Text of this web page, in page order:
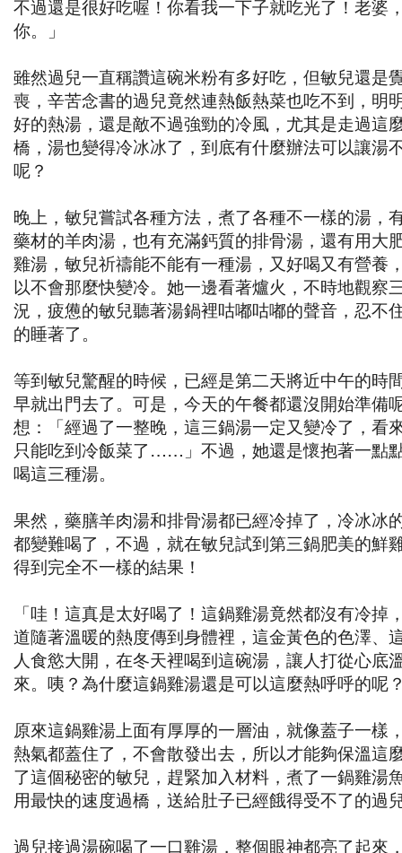
不過還是很好吃喔！你看我一下子就吃光了！老婆
你。」
雖然過兒一直稱讚這碗米粉有多好吃，但敏兒還是
喪，辛苦念書的過兒竟然連熱飯熱菜也吃不到，明
好的熱湯，還是敵不過強勁的冷風，尤其是走過這
橋，湯也變得冷冰冰了，到底有什麼辦法可以讓湯
呢？
晚上，敏兒嘗試各種方法，煮了各種不一樣的湯，
藥材的羊肉湯，也有充滿鈣質的排骨湯，還有用大
雞湯，敏兒祈禱能不能有一種湯，又好喝又有營養
以不會那麼快變冷。她一邊看著爐火，不時地觀察
況，疲憊的敏兒聽著湯鍋裡咕嘟咕嘟的聲音，忍不
的睡著了。
等到敏兒驚醒的時候，已經是第二天將近中午的時
早就出門去了。可是，今天的午餐都還沒開始準備
想：「經過了一整晚，這三鍋湯一定又變冷了，看
只能吃到冷飯菜了……」不過，她還是懷抱著一點
喝這三種湯。
果然，藥膳羊肉湯和排骨湯都已經冷掉了，冷冰冰
都變難喝了，不過，就在敏兒試到第三鍋肥美的鮮
得到完全不一樣的結果！
「哇！這真是太好喝了！這鍋雞湯竟然都沒有冷掉
道隨著溫暖的熱度傳到身體裡，這金黃色的色澤、
人食慾大開，在冬天裡喝到這碗湯，讓人打從心底
來。咦？為什麼這鍋雞湯還是可以這麼熱呼呼的呢
原來這鍋雞湯上面有厚厚的一層油，就像蓋子一樣
熱氣都蓋住了，不會散發出去，所以才能夠保溫這
了這個秘密的敏兒，趕緊加入材料，煮了一鍋雞湯
用最快的速度過橋，送給肚子已經餓得受不了的過
過兒接過湯碗喝了一口雞湯，整個眼神都亮了起來